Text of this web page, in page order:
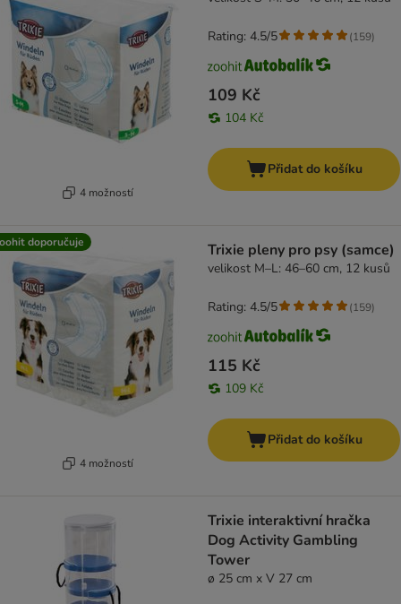
4 možností
109 Kč
104 Kč
Rating: 4.5/5 (159)
Přidat do košíku
doporučuje
4 možností
Trixie pleny pro psy (samce)
velikost M–L: 46–60 cm, 12 kusů
115 Kč
109 Kč
Rating: 4.5/5 (159)
Přidat do košíku
Trixie interaktivní hračka
Dog Activity Gambling
Tower
ø 25 cm x V 27 cm